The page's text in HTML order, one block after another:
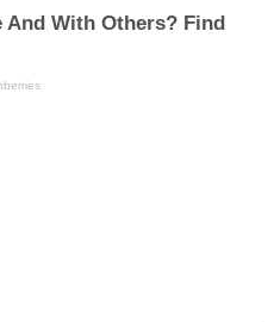
And With Others? Find